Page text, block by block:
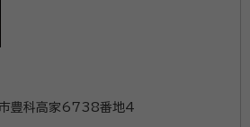
お悩みの方にも、安心してご相談
金融機関手続き、遺産分割協議
続きに必要な流れを総合的にサ
に「何から手をつけていいか分か
相続士、家庭動物管理士
会高崎支部・行政書士高崎事業協同組合
豊科高家6738番地4